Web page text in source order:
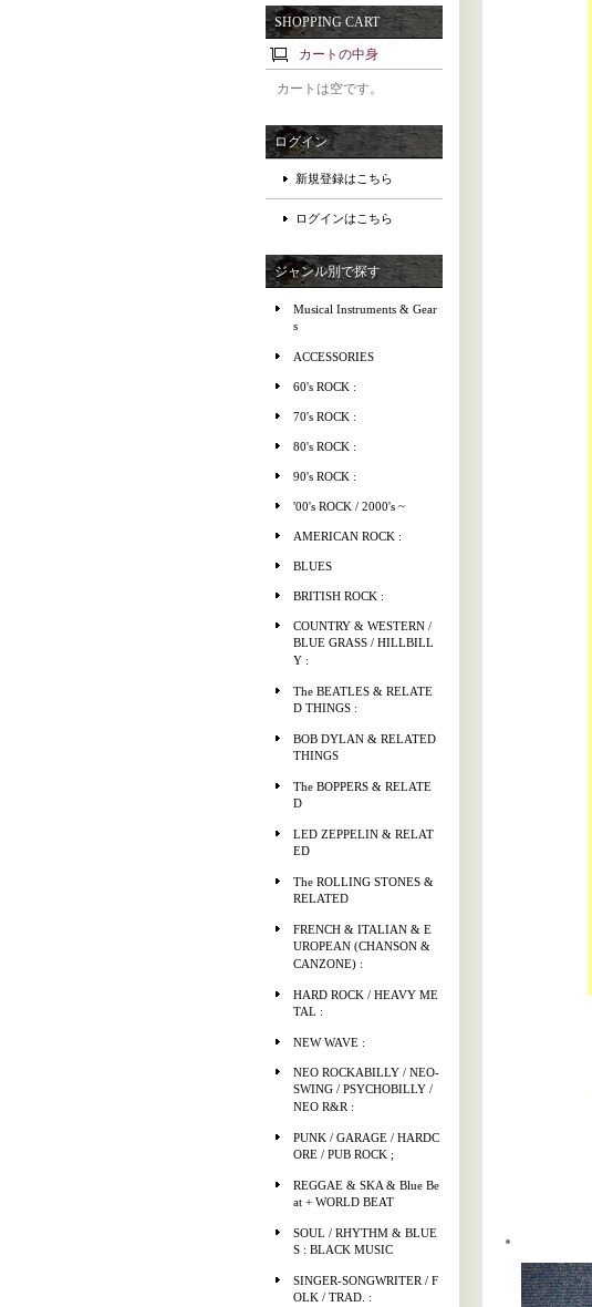
SHOPPING CART
カートの中身
カートは空です。
ログイン
新規登録はこちら
ログインはこちら
ジャンル別で探す
Musical Instruments & Gear
s
ACCESSORIES
60's ROCK :
70's ROCK :
80's ROCK :
90's ROCK :
'00's ROCK / 2000's ~
AMERICAN ROCK :
BLUES
BRITISH ROCK :
COUNTRY & WESTERN /
BLUE GRASS / HILLBILL
Y :
The BEATLES & RELATE
D THINGS :
BOB DYLAN & RELATED
THINGS
The BOPPERS & RELATE
D
LED ZEPPELIN & RELAT
ED
The ROLLING STONES &
RELATED
FRENCH & ITALIAN & E
UROPEAN (CHANSON &
CANZONE) :
HARD ROCK / HEAVY ME
TAL :
NEW WAVE :
NEO ROCKABILLY / NEO-
SWING / PSYCHOBILLY /
NEO R&R :
PUNK / GARAGE / HARDC
ORE / PUB ROCK ;
REGGAE & SKA & Blue Be
at + WORLD BEAT
SOUL / RHYTHM & BLUE
S : BLACK MUSIC
SINGER-SONGWRITER / F
OLK / TRAD. :